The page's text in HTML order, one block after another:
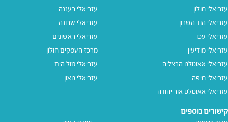
עזריאלי חולון
עזריאלי הוד השרון
עזריאלי עכו
עזריאלי מודיעין
עזריאלי אאוטלט הרצליה
עזריאלי חיפה
עזריאלי אאוטלט אור יהודה
עזריאלי רעננה
עזריאלי שרונה
עזריאלי ראשונים
מרכז העסקים חולון
עזריאלי מול הים
עזריאלי טאון
קישורים נוספים